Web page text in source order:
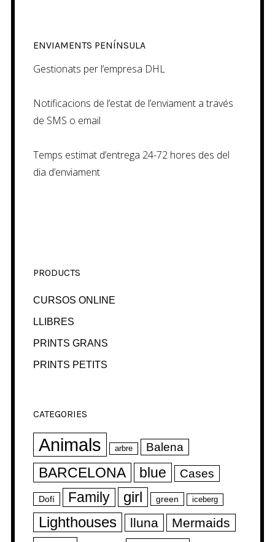
ENVIAMENTS PENÍNSULA
Gestionats per l’empresa DHL
Notificacions de l’estat de l’enviament a través
de SMS o email
Temps estimat d’entrega 24-72 hores des del
dia d’enviament
PRODUCTS
CURSOS ONLINE
LLIBRES
PRINTS GRANS
PRINTS PETITS
CATEGORIES
Animals arbre Balena
BARCELONA blue Cases
Dofí Family girl green iceberg
Lighthouses lluna
Mermaids